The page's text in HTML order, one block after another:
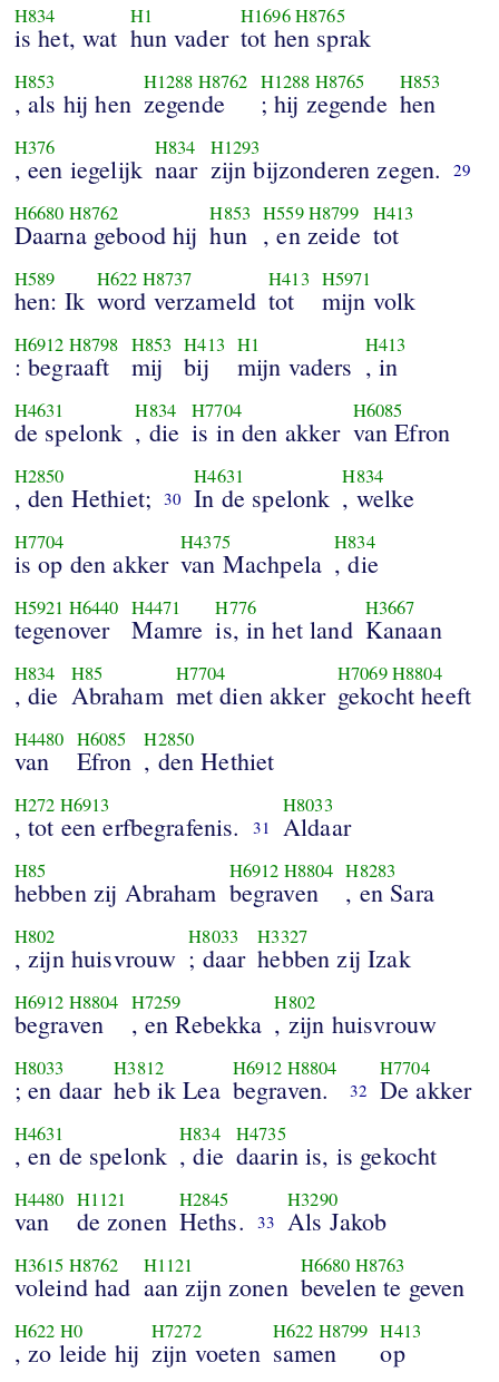
H834
is het, wat
H1
hun vader
H1696H8765
tot hen sprak
H853
, als hij hen
H1288 H8762
zegende
H1288 H8765
; hij zegende
H853
hen
H376
, een iegelijk
H834
naar
H1293
zijn bijzonderen zegen. 29
H6680 H8762
Daarna gebood hij
H853
hun
H559H8799
, en zeide
H413
tot
H589
hen: Ik
H622 H8737
word verzameld
H413
tot
H5971
mijn volk
H6912 H8798
: begraaft
H853
mij
H413
bij
H1
mijn vaders
H413
, in
H4631
de spelonk
H834
, die
H7704
is in den akker
H6085
van Efron
H2850
, den Hethiet; 30
H4631
In de spelonk
H834
, welke
H7704
is op den akker
H4375
van Machpela
H834
, die
H5921 H6440
tegenover
H4471
Mamre
H776
is, in het land
H3667
Kanaan
H834
, die
H85
Abraham
H7704
met dien akker
H7069H8804
gekocht heeft
H4480
van
H6085
Efron
H2850
, den Hethiet
H272 H6913
, tot een erfbegrafenis. 31
H8033
Aldaar
H85
hebben zij Abraham
H6912 H8804
begraven
H8283
, en Sara
H802
, zijn huisvrouw
H8033
; daar
H3327
hebben zij Izak
H6912 H8804
begraven
H7259
, en Rebekka
H802
, zijn huisvrouw
H8033
; en daar
H3812
heb ik Lea
H6912 H8804
begraven. 32
H7704
De akker
H4631
, en de spelonk
H834
, die
H4735
daarin is, is gekocht
H4480
van
H1121
de zonen
H2845
Heths. 33
H3290
Als Jakob
H3615 H8762
voleind had
H1121
aan zijn zonen
H6680 H8763
bevelen te geven
H622 H0
, zo leide hij
H7272
zijn voeten
H622 H8799
samen
H413
op